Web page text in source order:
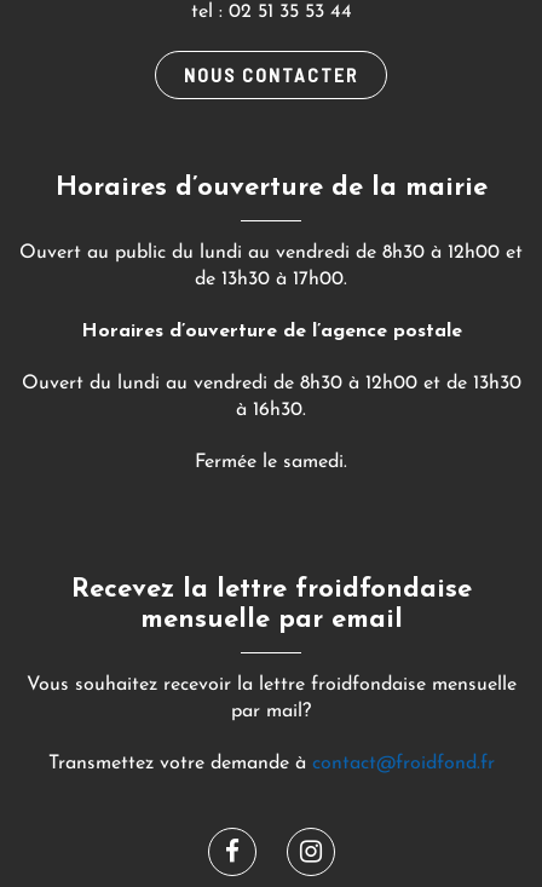
tel : 02 51 35 53 44
NOUS CONTACTER
Horaires d’ouverture de la mairie
Ouvert au public du lundi au vendredi de 8h30 à 12h00 et
de 13h30 à 17h00.
Horaires d’ouverture de l’agence postale
Ouvert du lundi au vendredi de 8h30 à 12h00 et de 13h30
à 16h30.
Fermée le samedi.
Recevez la lettre froidfondaise
mensuelle par email
Vous souhaitez recevoir la lettre froidfondaise mensuelle
par mail?
Transmettez votre demande à contact@froidfond.fr
Lien Lien